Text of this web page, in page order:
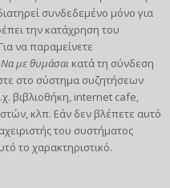
συνδεδεμένο μόνο για
την κατάχρηση του
να παραμείνετε
Να με θυμάσαι κατά τη σύνδεση
στο σύστημα συζητήσεων
βιβλιοθήκη, internet cafe,
κλπ. Εάν δεν βλέπετε αυτό
του συστήματος
το χαρακτηριστικό.